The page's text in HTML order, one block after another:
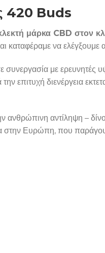
420 Buds
μάρκα CBD στον
καταφέραμε να ελέγξουμε
συνεργασία με
την επιτυχή διενέργεια
ανθρώπινη αντίληψη –
στην Ευρώπη, που